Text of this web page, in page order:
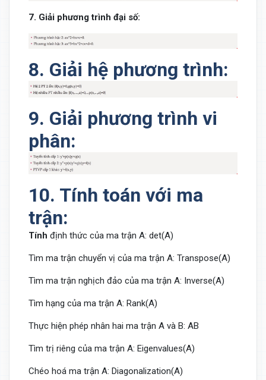
7. Giải phương trình đại số:
8. Giải hệ phương trình:
9. Giải phương trình vi
phân:
10. Tính toán với ma
trận:
Tính định thức của ma trận A: det(A)
Tìm ma trận chuyển vị của ma trận A: Transpose(A)
Tìm ma trận nghịch đảo của ma trận A: Inverse(A)
Tìm hạng của ma trận A: Rank(A)
Thực hiện phép nhân hai ma trận A và B: AB
Tìm trị riêng của ma trận A: Eigenvalues(A)
Chéo hoá ma trận A: Diagonalization(A)